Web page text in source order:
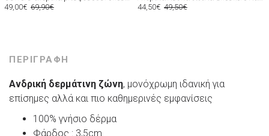
ΠΕΡΙΓΡΑΦΗ
Ανδρική δερμάτινη ζώνη, μονόχρωμη ιδανική για
επίσημες αλλά και πιο καθημερινές εμφανίσεις
100% γνήσιο δέρμα
Φάρδος : 3,5cm
49,00€ 69,90€
44,50€ 49,50€